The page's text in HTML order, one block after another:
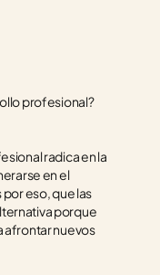
profesional?
radica en la
en el
eso, que las
porque
afrontar nuevos